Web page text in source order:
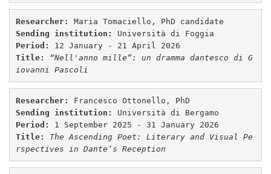
Researcher:
Sending institution:
Period:
Title:
“Nell'anno mille”: un dramma dantesco di G
Researcher:
Sending institution:
Period:
Title: The Ascending Poet: Literary and Visual Pe
rspectives in Dante’s Reception